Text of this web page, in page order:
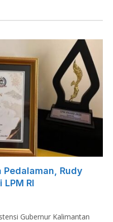
Rudy
RI
Gubernur Kalimantan